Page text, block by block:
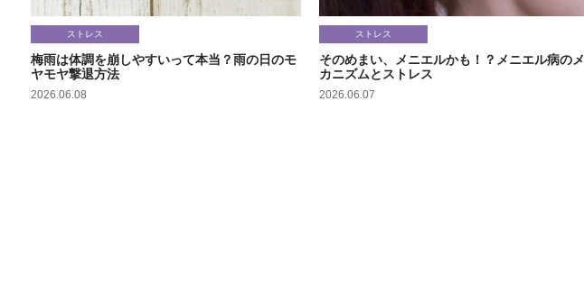
ストレス
梅雨は体調を崩しやすいって本当？雨の日のモ
ヤモヤ撃退方法
2026.06.08
ストレス
そのめまい、メニエルかも！？メニエル病のメ
カニズムとストレス
2026.06.07